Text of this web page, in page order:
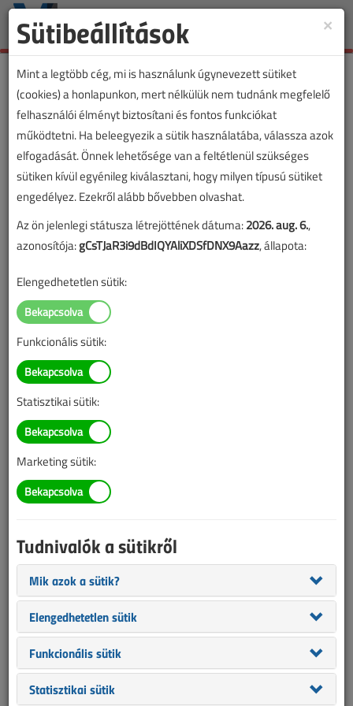
Toggle
Ismét útnak indult a Solar
Impulse
2015. június 30. |
Az alábbi tartalom archív, 11 éve frissült utoljára. A cikkben
szereplő információk mára aktualitásukat veszíthették, valamint a
tartalom helyenként hiányos lehet (képek, táblázatok stb.).
×
Sütibeállítások
Mint a legtöbb cég, mi is használunk úgynevezett sütiket
(cookies) a honlapunkon, mert nélkülük nem tudnánk megfelelő
felhasználói élményt biztosítani és fontos funkciókat
működtetni. Ha beleegyezik a sütik használatába, válassza azok
elfogadását. Önnek lehetősége van a feltétlenül szükséges
sütiken kívül egyénileg kiválasztani, hogy milyen típusú sütiket
engedélyez. Ezekről alább bővebben olvashat.
Az ön jelenlegi státusza létrejöttének dátuma:2026. aug. 6.,
azonosítója:gCsTJaR3i9dBdIQYAliXDSfDNX9Aazz, állapota:
Elengedhetetlen sütik:
Funkcionális sütik:
Statisztikai sütik:
Marketing sütik:
Tudnivalók a sütikről
Mik azok a sütik?
Elengedhetetlen sütik
Funkcionális sütik
Statisztikai sütik